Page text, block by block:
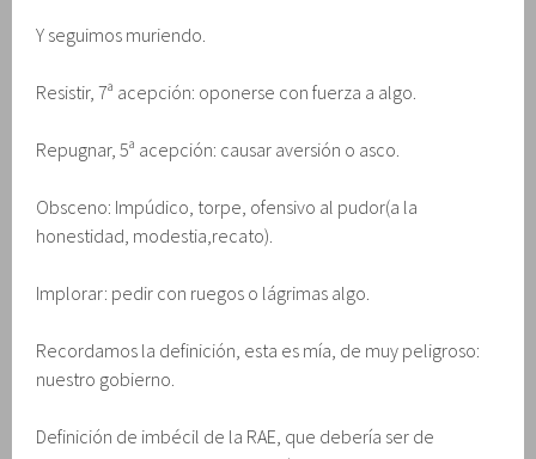
Y seguimos muriendo.
Resistir, 7ª acepción: oponerse con fuerza a algo.
Repugnar, 5ª acepción: causar aversión o asco.
Obsceno: Impúdico, torpe, ofensivo al pudor(a la
honestidad, modestia,recato).
Implorar: pedir con ruegos o lágrimas algo.
Recordamos la definición, esta es mía, de muy peligroso:
nuestro gobierno.
Definición de imbécil de la RAE, que debería ser de